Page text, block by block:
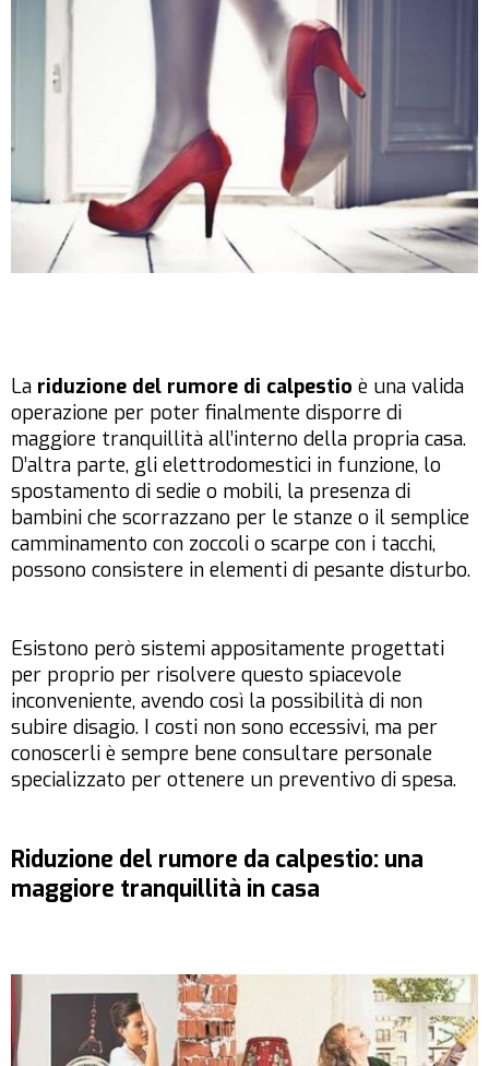
La riduzione del rumore di calpestio è una valida
operazione per poter finalmente disporre di
maggiore tranquillità all’interno della propria casa.
D’altra parte, gli elettrodomestici in funzione, lo
spostamento di sedie o mobili, la presenza di
bambini che scorrazzano per le stanze o il semplice
camminamento con zoccoli o scarpe con i tacchi,
possono consistere in elementi di pesante disturbo.
Esistono però sistemi appositamente progettati
per proprio per risolvere questo spiacevole
inconveniente, avendo così la possibilità di non
subire disagio. I costi non sono eccessivi, ma per
conoscerli è sempre bene consultare personale
specializzato per ottenere un preventivo di spesa.
Riduzione del rumore da calpestio: una
maggiore tranquillità in casa